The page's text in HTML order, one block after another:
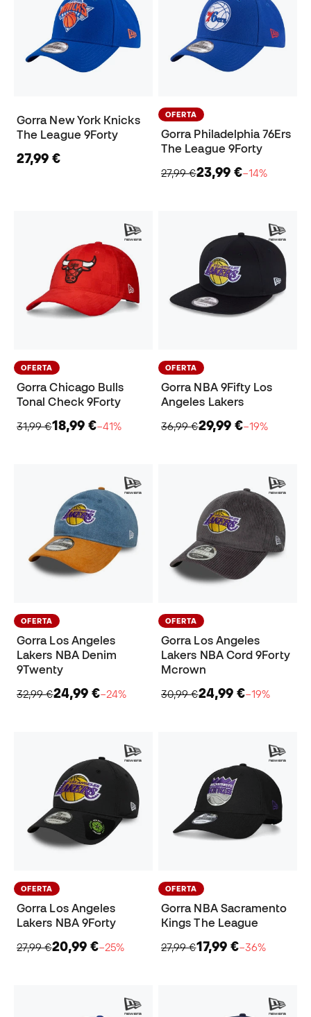
Gorra New York Knicks
The League 9Forty
27,99 €
OFERTA
Gorra Philadelphia 76Ers
The League 9Forty
27,99 €23,99 €−14%
OFERTA
Gorra Chicago Bulls
Tonal Check 9Forty
31,99 €18,99 €−41%
OFERTA
Gorra NBA 9Fifty Los
Angeles Lakers
36,99 €29,99 €−19%
OFERTA
Gorra Los Angeles
Lakers NBA Denim
9Twenty
32,99 €24,99 €−24%
OFERTA
Gorra Los Angeles
Lakers NBA Cord 9Forty
Mcrown
30,99 €24,99 €−19%
OFERTA
Gorra Los Angeles
Lakers NBA 9Forty
27,99 €20,99 €−25%
OFERTA
Gorra NBA Sacramento
Kings The League
27,99 €17,99 €−36%